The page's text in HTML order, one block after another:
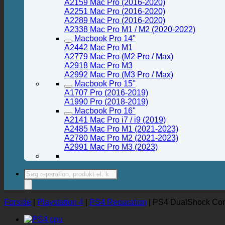
A2159 Mac Pro (2016-2020)
A2251 Mac Pro (2016-2020)
A2289 Mac Pro (2016-2020)
A2338 Mac Pro M1 / M2 (2020-2022)
Macbook Pro 14"
A2442 Mac Pro M1
A2779 Mac Pro (M2 Pro / Max)
A2918 Mac Pro M3
A2992 Mac Pro (M3 Pro / Max)
Macbook Pro 15"
A1707 Pro (2016-2019)
A1990 Pro (2018-2019)
Macbook Pro 16"
A2141 Mac Pro i7 / i9 (2019)
A2485 Mac Pro M1 (2021-2023)
A2780 Mac Pro M2 (2021-2023)
A2991 Mac Pro M3 (2023)
Products
search
Forside Playstation 4 PS4 Reparation PS4 DualShock